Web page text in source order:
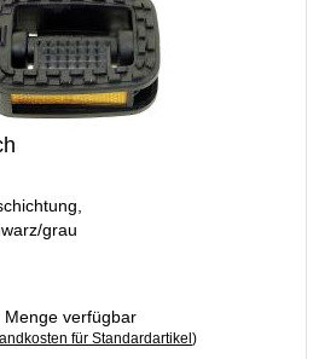
grau
verfügbar
für Standardartikel )